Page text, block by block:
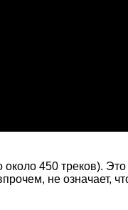
450 треков).
не означает,